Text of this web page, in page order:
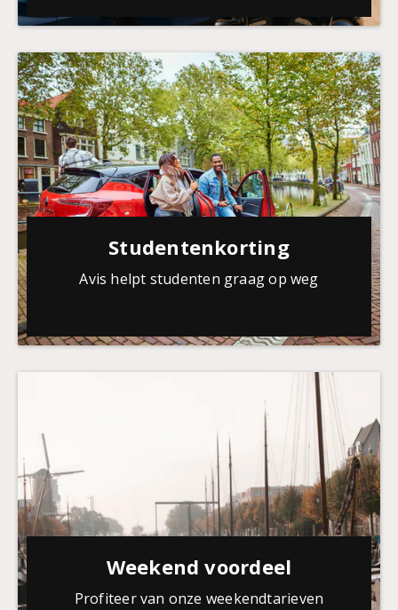
Studentenkorting
Avis helpt studenten graag op weg
Weekend voordeel
Profiteer van onze weekendtarieven